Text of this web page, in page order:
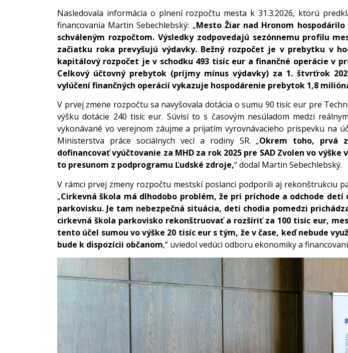
Nasledovala informácia o plnení rozpočtu mesta k 31.3.2026, ktorú
financovania Martin Sebechlebský: „Mesto Žiar nad Hronom
schváleným rozpočtom. Výsledky zodpovedajú sezónnemu profilu
začiatku roka prevyšujú výdavky. Bežný rozpočet je v prebytku v
kapitálový rozpočet je v schodku 493 tisíc eur a finančné operácie v
Celkový účtovný prebytok (príjmy mínus výdavky) za 1. štvrťrok
vylúčení finančných operácií vykazuje hospodárenie prebytok 1,8
V prvej zmene rozpočtu sa navyšovala dotácia o sumu 90 tisíc eur pre
výšku dotácie 240 tisíc eur. Súvisí to s časovým nesúladom medzi
vykonávané vo verejnom záujme a prijatím vyrovnávacieho príspevku na
Ministerstva práce sociálnych vecí a rodiny SR. „Okrem toho, prvá
dofinancovať vyúčtovanie za MHD za rok 2025 pre SAD Zvolen vo výške
to presunom z podprogramu Ľudské zdroje,“ dodal Martin Sebechlebský.
V rámci prvej zmeny rozpočtu mestskí poslanci podporili aj rekonštrukciu
„Cirkevná škola má dlhodobo problém, že pri príchode a odchode
parkovisku. Je tam nebezpečná situácia, deti chodia pomedzi
cirkevná škola parkovisko rekonštruovať a rozšíriť za 100 tisíc eur,
tento účel sumou vo výške 20 tisíc eur s tým, že v čase, keď nebude
bude k dispozícii občanom,“ uviedol vedúci odboru ekonomiky a